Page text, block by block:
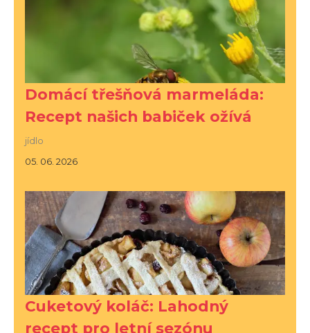
Domácí třešňová marmeláda:
Recept našich babiček ožívá
jídlo
05. 06. 2026
Cuketový koláč: Lahodný
recept pro letní sezónu